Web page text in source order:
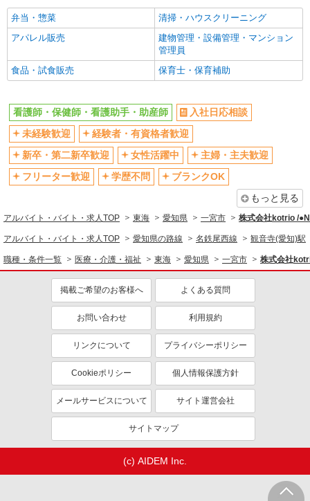
弁当・惣菜
清掃・ハウスクリーニング
アパレル販売
建物管理・設備管理・マンション
管理員
食品・試食販売
保育士・保育補助
看護師・保健師・看護助手・助産師
入社日応相談
未経験歓迎
経験者・有資格者歓迎
新卒・第二新卒歓迎
女性活躍中
主婦・主夫歓迎
フリーター歓迎
学歴不問
ブランクOK
もっと見る
アルバイト・バイト・求人TOP 東海 愛知県 一宮市 株式会社kotrio /
アルバイト・バイト・求人TOP 愛知県の路線 名鉄尾西線 観音寺(愛知)駅
職種・条件一覧 医療・介護・福祉 東海 愛知県 一宮市 株式会社
掲載ご希望のお客様へ よくある質問
お問い合わせ 利用規約
リンクについて プライバシーポリシー
Cookieポリシー 個人情報保護方針
メールサービスについて サイト運営会社
サイトマップ
(c) AIDEM Inc.